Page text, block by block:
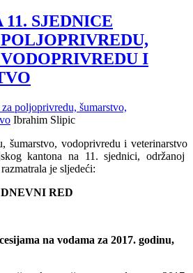
11. SJEDNICE
I
poljoprivredu, šumarstvo,
Ibrahim Slipic
šumarstvo, vodoprivredu i veterinarstvo
kantona na 11. sjednici, održanoj
je sljedeći:
DNEVNI RED
na vodama za 2017. godinu,